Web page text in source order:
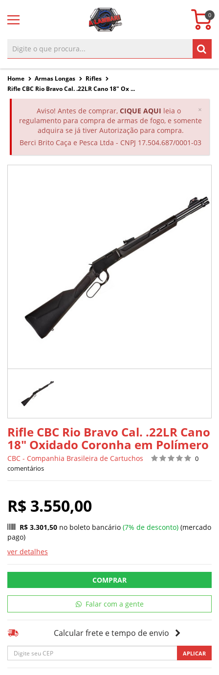
0
Home Armas Longas
Rifles
Rifle CBC Rio Bravo Cal. .22LR Cano 18" Ox ...
×
Aviso! Antes de comprar, CIQUE AQUI leia o
regulamento para compra de armas de fogo, e somente
adquira se já tiver Autorização para compra.
Berci Brito Caça e Pesca Ltda - CNPJ 17.504.687/0001-03
Rifle CBC Rio Bravo Cal. .22LR Cano
18" Oxidado Coronha em Polímero
CBC - Companhia Brasileira de Cartuchos
0
comentários
R$ 3.550,00
R$ 3.301,50 no boleto bancário (7% de desconto) (mercado
pago)
ver detalhes
COMPRAR
Falar com a gente
Calcular frete e tempo de envio
APLICAR